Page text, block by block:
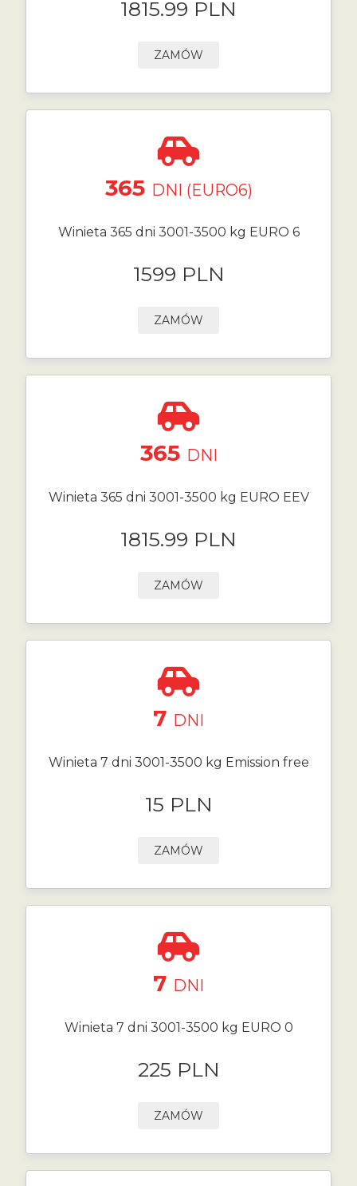
1815.99 PLN
ZAMÓW
365 DNI (EURO6)
Winieta 365 dni 3001-3500 kg EURO 6
1599 PLN
ZAMÓW
365 DNI
Winieta 365 dni 3001-3500 kg EURO EEV
1815.99 PLN
ZAMÓW
7 DNI
Winieta 7 dni 3001-3500 kg Emission free
15 PLN
ZAMÓW
7 DNI
Winieta 7 dni 3001-3500 kg EURO 0
225 PLN
ZAMÓW